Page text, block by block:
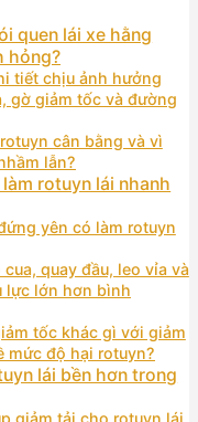
quen lái xe hằng
hỏng?
tiết chịu ảnh hưởng
gờ giảm tốc và đường
cân bằng và vì
lẫn?
rotuyn lái nhanh
yên có làm rotuyn
quay đầu, leo vỉa và
lực lớn hơn bình
tốc khác gì với giảm
mức độ hại rotuyn?
lái bền hơn trong
giảm tải cho rotuyn lái